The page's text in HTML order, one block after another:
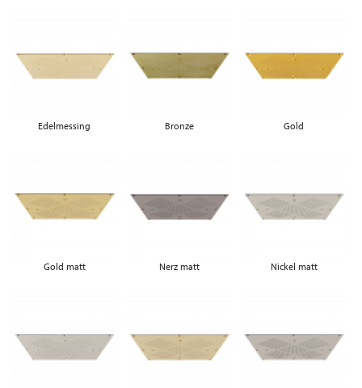
Edelmessing Bronze Gold
Gold matt Nerz matt Nickel matt